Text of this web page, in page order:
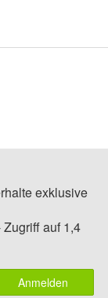
exklusive
auf 1,4
Anmelden